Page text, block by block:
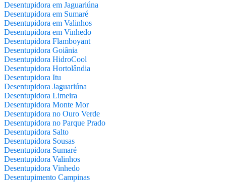
Desentupidora em Jaguariúna
Desentupidora em Sumaré
Desentupidora em Valinhos
Desentupidora em Vinhedo
Desentupidora Flamboyant
Desentupidora Goiânia
Desentupidora HidroCool
Desentupidora Hortolândia
Desentupidora Itu
Desentupidora Jaguariúna
Desentupidora Limeira
Desentupidora Monte Mor
Desentupidora no Ouro Verde
Desentupidora no Parque Prado
Desentupidora Salto
Desentupidora Sousas
Desentupidora Sumaré
Desentupidora Valinhos
Desentupidora Vinhedo
Desentupimento Campinas